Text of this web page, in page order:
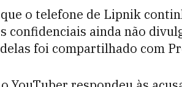
o telefone de Lipnik
confidenciais ainda não
foi compartilhado com